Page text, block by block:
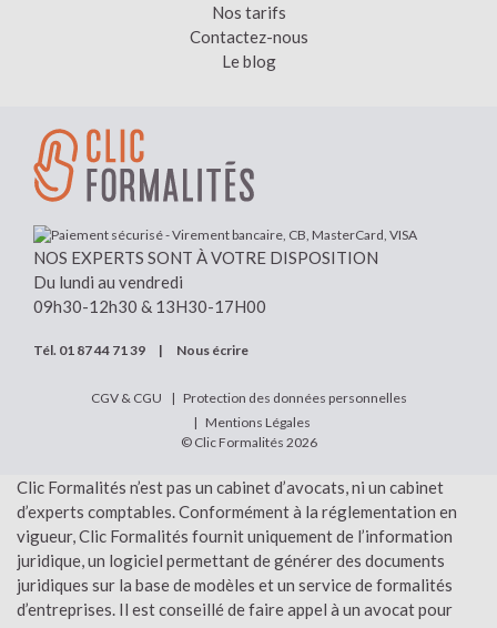
Nos tarifs
Contactez-nous
Le blog
NOS EXPERTS SONT À VOTRE DISPOSITION
Du lundi au vendredi
09h30-12h30 & 13H30-17H00
Tél. 01 87 44 71 39 | Nous écrire
CGV & CGU
Protection des données personnelles
Mentions Légales
© Clic Formalités 2026
Clic Formalités n’est pas un cabinet d’avocats, ni un cabinet
d’experts comptables. Conformément à la réglementation en
vigueur, Clic Formalités fournit uniquement de l’information
juridique, un logiciel permettant de générer des documents
juridiques sur la base de modèles et un service de formalités
d’entreprises. Il est conseillé de faire appel à un avocat pour